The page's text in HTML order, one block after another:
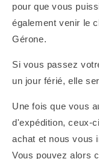
pour que vous
également venir le
Gérone.
Si vous passez
un jour férié, elle
Une fois que vous
d'expédition, ceux-
achat et nous vous
Vous pouvez alors